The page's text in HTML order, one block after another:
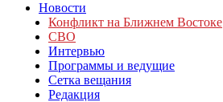
Новости
Конфликт на Ближнем Востоке
СВО
Интервью
Программы и ведущие
Сетка вещания
Редакция